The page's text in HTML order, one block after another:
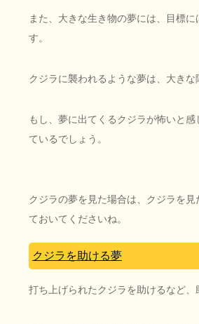
また、大きな生き物の夢には、目標
す。
クジラに襲われるような夢は、大きな
もし、夢に出てくるクジラが怖いと
ているでしょう。
クジラの夢を見た場合は、クジラを
ておいてくださいね。
クジラを助ける夢
打ち上げられたクジラを助けるなど、